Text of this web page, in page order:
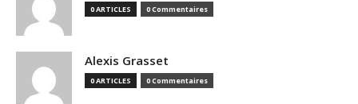
0 ARTICLES 0 Commentaires
Alexis Grasset
0 ARTICLES 0 Commentaires